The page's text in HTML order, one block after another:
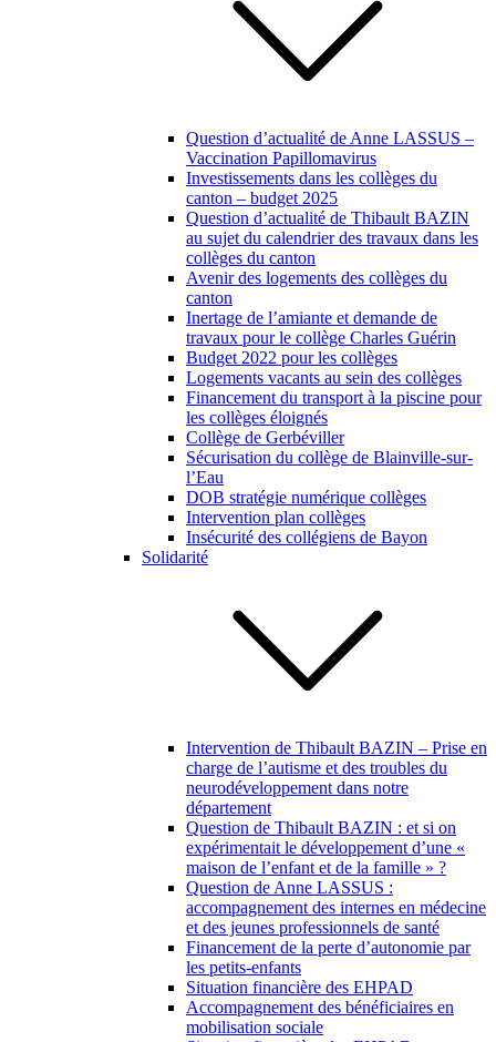
Question d’actualité de Anne LASSUS –
Vaccination Papillomavirus
Investissements dans les collèges du
canton – budget 2025
Question d’actualité de Thibault BAZIN
au sujet du calendrier des travaux dans les
collèges du canton
Avenir des logements des collèges du
canton
Inertage de l’amiante et demande de
travaux pour le collège Charles Guérin
Budget 2022 pour les collèges
Logements vacants au sein des collèges
Financement du transport à la piscine pour
les collèges éloignés
Collège de Gerbéviller
Sécurisation du collège de Blainville-sur-
l’Eau
DOB stratégie numérique collèges
Intervention plan collèges
Insécurité des collégiens de Bayon
Solidarité
Intervention de Thibault BAZIN – Prise en
charge de l’autisme et des troubles du
neurodéveloppement dans notre
département
Question de Thibault BAZIN : et si on
expérimentait le développement d’une «
maison de l’enfant et de la famille » ?
Question de Anne LASSUS :
accompagnement des internes en médecine
et des jeunes professionnels de santé
Financement de la perte d’autonomie par
les petits-enfants
Situation financière des EHPAD
Accompagnement des bénéficiaires en
mobilisation sociale